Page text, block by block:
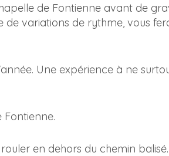
de Fontienne avant de
de variations de rythme, vous
Une expérience à ne
Fontienne.
en dehors du chemin balisé.